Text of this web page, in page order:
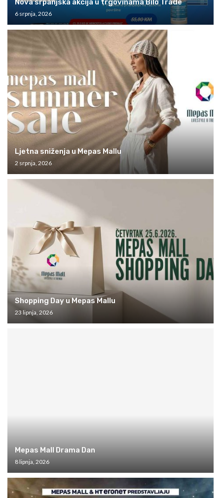
Nova srpanjska akcija u trgovinama Bilo Trade
6 srpnja, 2026
Ljetna sniženja u Mepas Mallu
2 srpnja, 2026
Shopping Day u Mepas Mallu
23 lipnja, 2026
Mepas Mall Drama Dan
8 lipnja, 2026